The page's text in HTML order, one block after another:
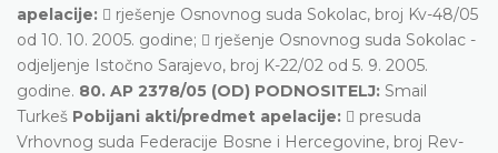
apelacije:  rješenje Osnovnog suda Sokolac, broj Kv-48/05
od 10. 10. 2005. godine;  rješenje Osnovnog suda Sokolac -
odjeljenje Istočno Sarajevo, broj K-22/02 od 5. 9. 2005.
godine. 80. AP 2378/05 (OD) PODNOSITELJ: Smail
Turkeš Pobijani akti/predmet apelacije:  presuda
Vrhovnog suda Federacije Bosne i Hercegovine, broj Rev-